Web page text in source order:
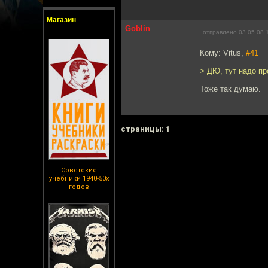
Магазин
Советские
учебники 1940-50х
годов
Goblin отправлено 03.05.08
Кому: Vitus, #41
> ДЮ, тут надо
Тоже так думаю.
cтраницы: 1